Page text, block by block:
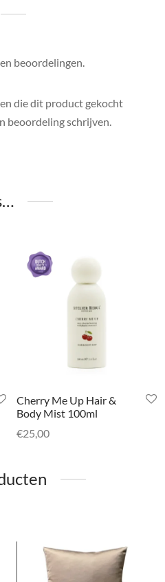
beoordelingen.
die dit product gekocht
beoordeling schrijven.
Cherry Me Up Hair &
Body Mist 100ml
€25,00